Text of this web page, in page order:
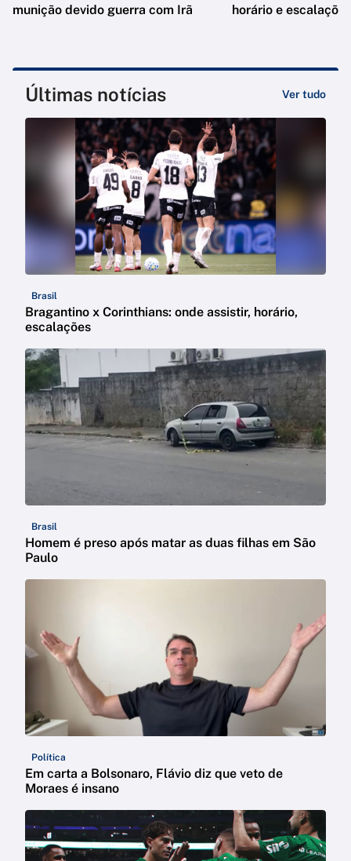
munição devido guerra com Irã
horário e escalações
Últimas notícias Ver tudo
Brasil
Bragantino x Corinthians: onde assistir, horário,
escalações
Brasil
Homem é preso após matar as duas filhas em São
Paulo
Política
Em carta a Bolsonaro, Flávio diz que veto de
Moraes é insano